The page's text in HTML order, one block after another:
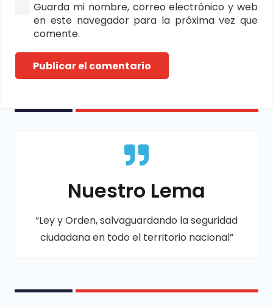
Guarda mi nombre, correo electrónico y web
en este navegador para la próxima vez que
comente.
Publicar el comentario
Nuestro Lema
“Ley y Orden, salvaguardando la seguridad
ciudadana en todo el territorio nacional”